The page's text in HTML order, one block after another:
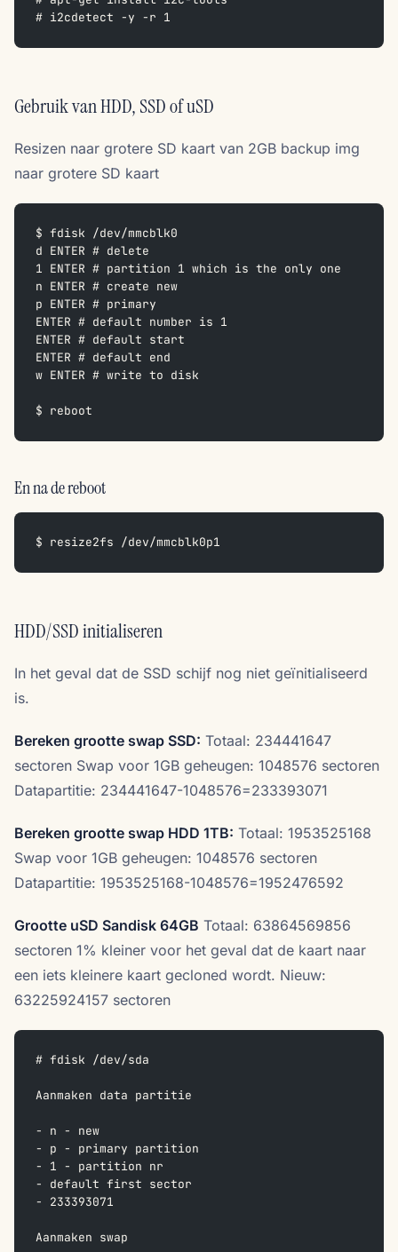
# i2cdetect -y -r 1
Gebruik van HDD, SSD of uSD
Resizen naar grotere SD kaart van 2GB backup img
naar grotere SD kaart
$ fdisk /dev/mmcblk0
d ENTER # delete
1 ENTER # partition 1 which is the only one
n ENTER # create new
p ENTER # primary
ENTER # default number is 1
ENTER # default start
ENTER # default end
w ENTER # write to disk
$ reboot
En na de reboot
$ resize2fs /dev/mmcblk0p1
HDD/SSD initialiseren
In het geval dat de SSD schijf nog niet geïnitialiseerd
is.
Bereken grootte swap SSD: Totaal: 234441647
sectoren Swap voor 1GB geheugen: 1048576 sectoren
Datapartitie: 234441647-1048576=233393071
Bereken grootte swap HDD 1TB: Totaal: 1953525168
Swap voor 1GB geheugen: 1048576 sectoren
Datapartitie: 1953525168-1048576=1952476592
Grootte uSD Sandisk 64GB Totaal: 63864569856
sectoren 1% kleiner voor het geval dat de kaart naar
een iets kleinere kaart gecloned wordt. Nieuw:
63225924157 sectoren
# fdisk /dev/sda
Aanmaken data partitie
- n - new
- p - primary partition
- 1 - partition nr
- default first sector
- 233393071
Aanmaken swap